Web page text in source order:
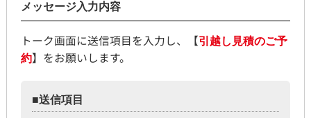
メッセージ入力内容
トーク画面に送信項目を入力し、【引越し見積のご予
約】をお願いします。
■送信項目